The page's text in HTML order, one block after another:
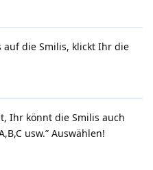
auf die Smilis, klickt Ihr die
Ihr könnt die Smilis auch
usw.” Auswählen!